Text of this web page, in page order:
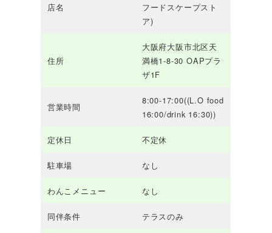
店名
フードスケープスト
ア)
住所
大阪府大阪市北区天
満橋1-8-30 OAPプラ
ザ1F
営業時間
8:00-17:00((L.O food
16:00/drink 16:30))
定休日 不定休
駐車場 なし
わんこメニュー なし
同伴条件 テラスのみ